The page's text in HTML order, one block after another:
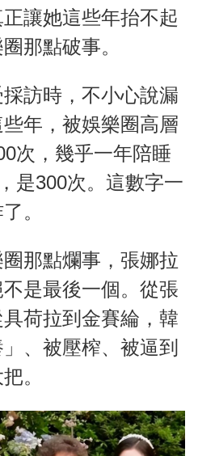
讓她這些年抬不起
那點破事。
訪時，不小心說漏
年，被娛樂圈高層
次，幾乎一年陪睡
是300次。這數字一
。
那點爛事，張娜拉
是最後一個。從張
荷拉到金賽綸，韓
、被壓榨、被逼到
。